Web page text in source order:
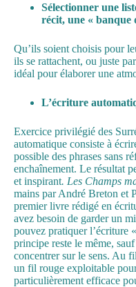
Sélectionner une
récit, une « banque
Qu’ils soient choisis pour
ils se rattachent, ou juste
idéal pour élaborer une
L’écriture
Exercice privilégié des
automatique consiste à
possible des phrases sans
enchaînement. Le résultat
et inspirant. Les Champs
mains par André Breton et
premier livre rédigé en
avez besoin de garder un
pouvez pratiquer l’écriture
principe reste le même,
concentrer sur le sens. Au
un fil rouge exploitable
particulièrement efficace